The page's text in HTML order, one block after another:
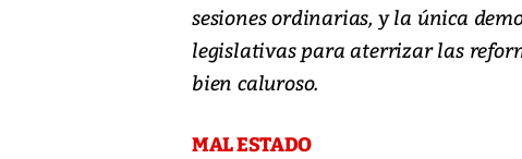
sesiones ordinarias, y la única
legislativas para aterrizar las
bien caluroso.
MAL ESTADO